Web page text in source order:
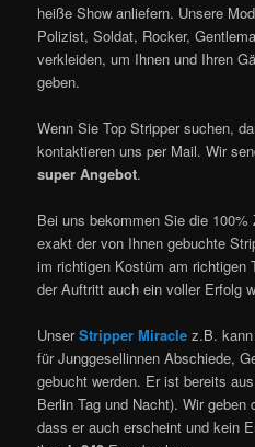
heiße Show anliefern. Unsere
Polizist, Soldat, Rocker,
verkleiden, um Ihnen und Ihren
geben.
Wenn Sie Top Stripper suchen,
kontaktieren uns per Mail. Wir
super Angebot.
Bei uns bekommen Sie die
exakt der von Ihnen gebuchte
im richtigen Kostüm am richtigen
der Auftritt auch ein voller Erfolg
UnserStripper Miracle z.B.
für Junggesellinnen Abschiede,
gebucht werden. Er ist bereits
Berlin Tag und Nacht). Wir geben
dass er auch erscheint und kein